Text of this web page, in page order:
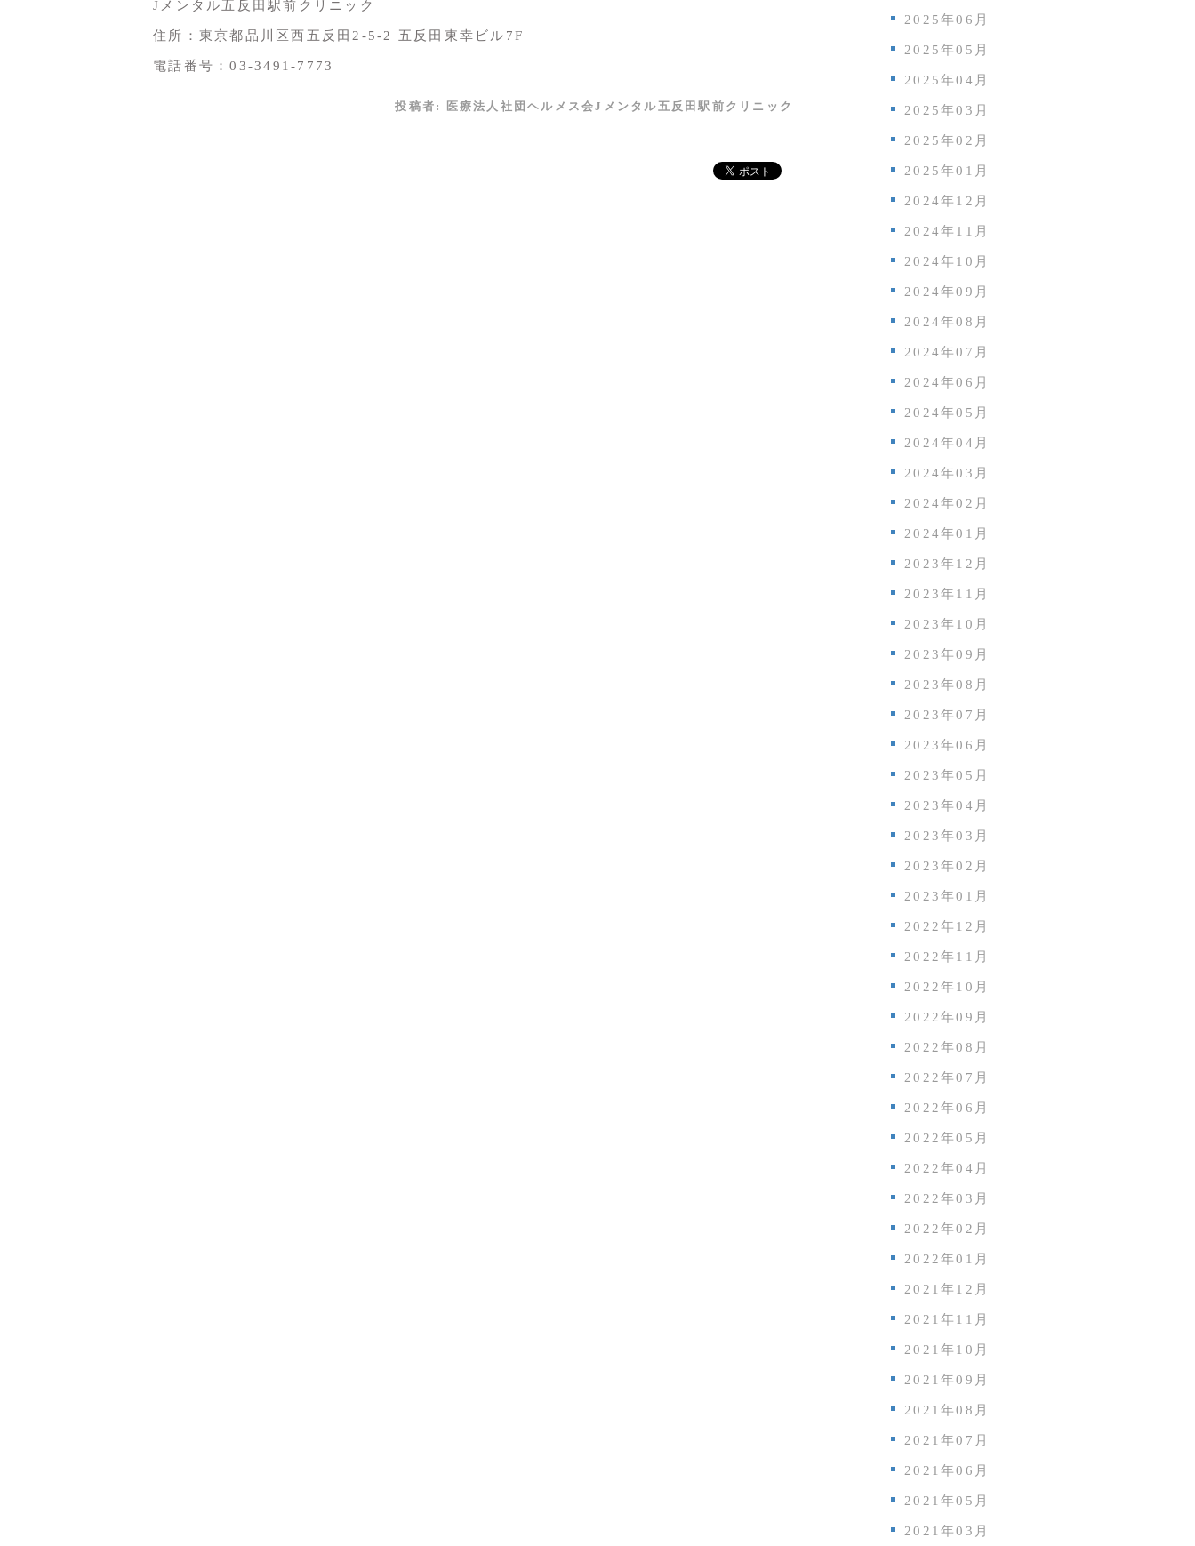
Jメンタル五反田駅前クリニック
住所：東京都品川区西五反田2-5-2 五反田東幸ビル7F
電話番号：03-3491-7773
投稿者: 医療法人社団ヘルメス会Jメンタル五反田駅前クリニック
2025年06月
2025年05月
2025年04月
2025年03月
2025年02月
2025年01月
2024年12月
2024年11月
2024年10月
2024年09月
2024年08月
2024年07月
2024年06月
2024年05月
2024年04月
2024年03月
2024年02月
2024年01月
2023年12月
2023年11月
2023年10月
2023年09月
2023年08月
2023年07月
2023年06月
2023年05月
2023年04月
2023年03月
2023年02月
2023年01月
2022年12月
2022年11月
2022年10月
2022年09月
2022年08月
2022年07月
2022年06月
2022年05月
2022年04月
2022年03月
2022年02月
2022年01月
2021年12月
2021年11月
2021年10月
2021年09月
2021年08月
2021年07月
2021年06月
2021年05月
2021年03月